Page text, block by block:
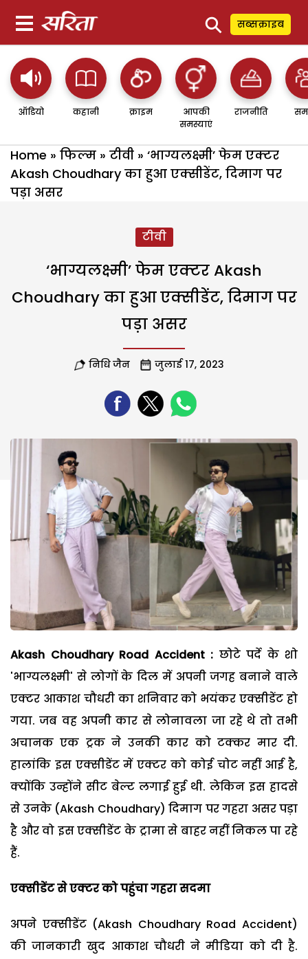
⚲ सब्सक्राइब
ऑडियो कहानी क्राइम
आपकी
समस्याएं
राजनीति
Home » फिल्म » टीवी » ‘भाग्यलक्ष्मी’ फेम एक्टर
Akash Choudhary का हुआ एक्सीडेंट, दिमाग पर
पड़ा असर
टीवी
‘भाग्यलक्ष्मी’ फेम एक्टर Akash
Choudhary का हुआ एक्सीडेंट, दिमाग पर
पड़ा असर
निधि जैन जुलाई 17, 2023
Akash Choudhary Road Accident : छोटे पर्दे के शो
'भाग्यलक्ष्मी' से लोगों के दिल में अपनी जगह बनाने वाले
एक्टर आकाश चौधरी का शनिवार को भयंकर एक्सीडेंट हो
गया. जब वह अपनी कार से लोनावला जा रहे थे तो तभी
अचानक एक ट्रक ने उनकी कार को टक्कर मार दी.
हालांकि इस एक्सीडेंट में एक्टर को कोई चोट नहीं आई है,
क्योंकि उन्होंने सीट बेल्ट लगाई हुई थी. लेकिन इस हादसे
से उनके (Akash Choudhary) दिमाग पर गहरा असर पड़ा
है और वो इस एक्सीडेंट के ट्रामा से बाहर नहीं निकल पा रहे
हैं.
एक्सीडेंट से एक्टर को पहुंचा गहरा सदमा
अपने एक्सीडेंट (Akash Choudhary Road Accident)
की जानकारी खुद आकाश चौधरी ने मीडिया को दी है.